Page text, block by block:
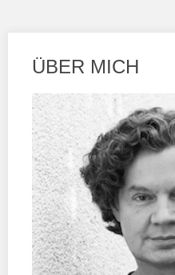
ÜBER MICH